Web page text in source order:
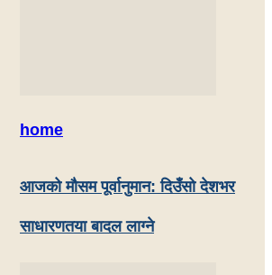
home
आजको मौसम पूर्वानुमान: दिउँसो देशभर
साधारणतया बादल लाग्ने